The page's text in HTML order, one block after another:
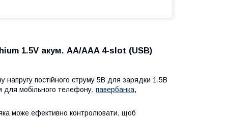
1.5V акум. AA/AAA 4-slot (USB)
напругу постійного струму 5В для зарядки 1.5В
для мобільного телефону, павербанка,
може ефективно контролювати, щоб